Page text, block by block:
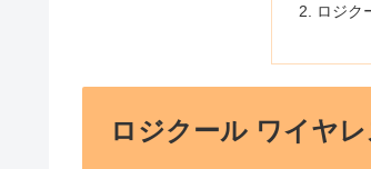
ロジク
ロジクール ワイヤ